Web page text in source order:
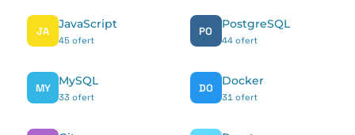
JA
JavaScript
45 ofert
PO
PostgreSQL
44 ofert
MY
MySQL
33 ofert
DO
Docker
31 ofert